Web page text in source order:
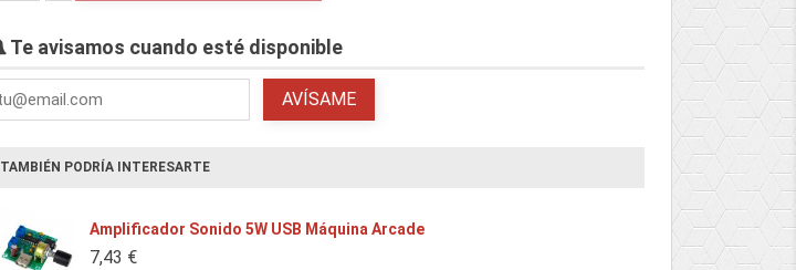
Te avisamos cuando esté disponible
AVÍSAME
TAMBIÉN PODRÍA INTERESARTE
Amplificador Sonido 5W USB Máquina Arcade
7,43 €